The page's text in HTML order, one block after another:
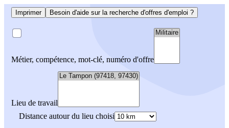
Imprimer Besoin d'aide sur la recherche d'offres d'emploi ?
Métier, compétence, mot-clé, numéro d'offre
Lieu de travail
Distance autour du lieu choisi